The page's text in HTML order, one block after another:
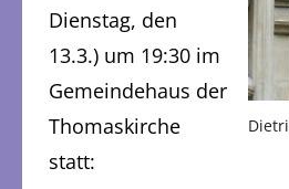
Dienstag, den
13.3.) um 19:30 im
Gemeindehaus der
Thomaskirche
statt: